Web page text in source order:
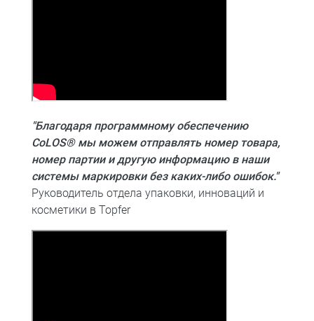
"Благодаря программному обеспечению
CoLOS® мы можем отправлять номер товара,
номер партии и другую информацию в наши
системы маркировки без каких-либо ошибок."
Руководитель отдела упаковки, инноваций и
косметики в Topfer